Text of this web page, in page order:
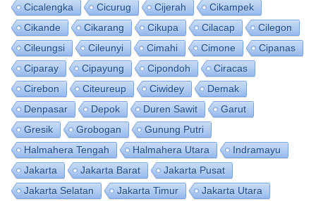
Cicalengka
Cicurug Cijerah
Cikampek
Cikande
Cikarang Cikupa Cilacap
Cilegon
Cileungsi
Cileunyi Cimahi Cimone
Cipanas
Ciparay
Cipayung Cipondoh
Ciracas
Cirebon
Citeureup Ciwidey
Demak
Denpasar
Depok Duren Sawit
Garut
Gresik
Grobogan
Gunung Putri
Halmahera Tengah
Halmahera Utara
Indramayu
Jakarta
Jakarta Barat
Jakarta Pusat
Jakarta Selatan
Jakarta Timur
Jakarta Utara